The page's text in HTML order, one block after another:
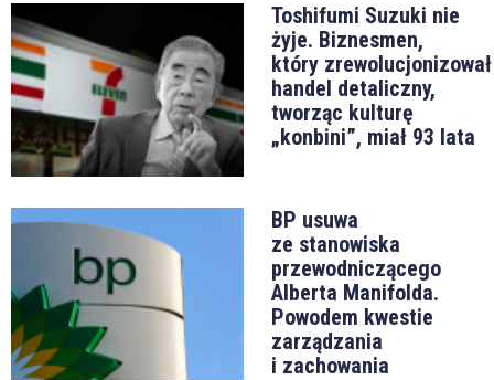
Toshifumi Suzuki nie
żyje. Biznesmen,
który zrewolucjonizował
handel detaliczny,
tworząc kulturę
„konbini”, miał 93 lata
BP usuwa
ze stanowiska
przewodniczącego
Alberta Manifolda.
Powodem kwestie
zarządzania
i zachowania